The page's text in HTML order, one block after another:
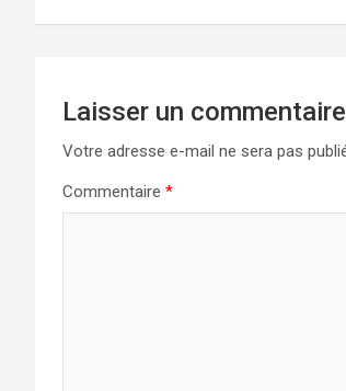
l’article
Laisser un commentaire
Votre adresse e-mail ne sera pas
Commentaire *